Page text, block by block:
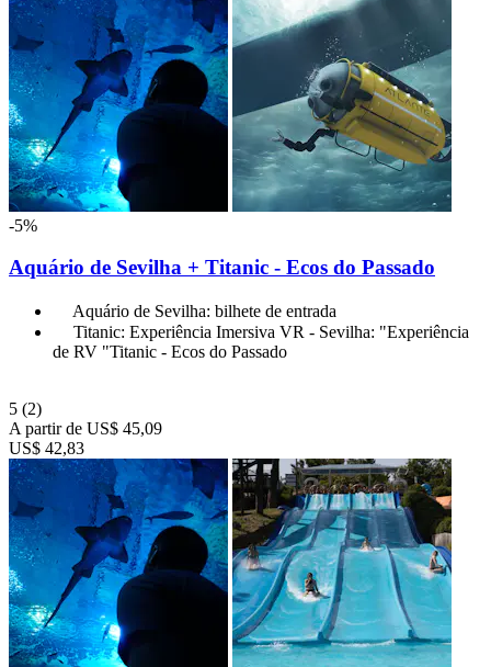
-5%
Aquário de Sevilha + Titanic - Ecos do Passado
Aquário de Sevilha: bilhete de entrada
Titanic: Experiência Imersiva VR - Sevilha: "Experiência
de RV "Titanic - Ecos do Passado
5 (2)
A partir de US$ 45,09
US$ 42,83